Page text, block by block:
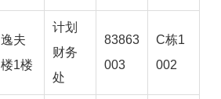
逸夫
楼1楼
计划
财务
处
83863
003
C栋1
002